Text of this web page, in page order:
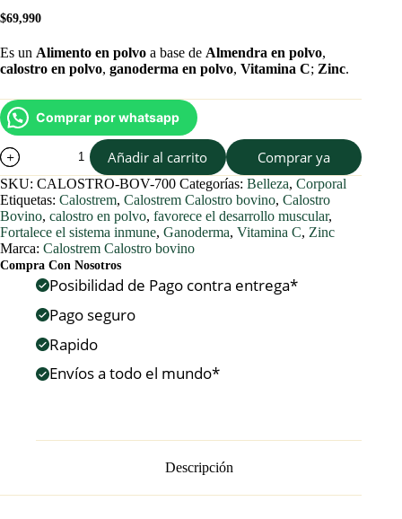
$69,990
Es un Alimento en polvo a base de Almendra en polvo,
calostro en polvo, ganoderma en polvo, Vitamina C; Zinc.
Comprar por whatsapp
Calostrem
Calostro
Bovino
700
gramos
cantidad
Añadir al carrito Comprar ya
SKU: CALOSTRO-BOV-700 Categorías: Belleza, Corporal
Etiquetas: Calostrem, Calostrem Calostro bovino, Calostro
Bovino, calostro en polvo, favorece el desarrollo muscular,
Fortalece el sistema inmune, Ganoderma, Vitamina C, Zinc
Marca: Calostrem Calostro bovino
Compra Con Nosotros
Posibilidad de Pago contra entrega*
Pago seguro
Rapido
Envíos a todo el mundo*
Descripción